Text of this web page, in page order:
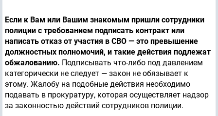
Если к Вам или Вашим знакомым пришли сотрудники
полиции с требованием подписать контракт или
написать отказ от участия в СВО — это превышение
должностных полномочий, и такие действия подлежат
обжалованию. Подписывать что-либо под давлением
категорически не следует — закон не обязывает к
этому. Жалобу на подобные действия необходимо
подавать в прокуратуру, которая осуществляет надзор
за законностью действий сотрудников полиции.